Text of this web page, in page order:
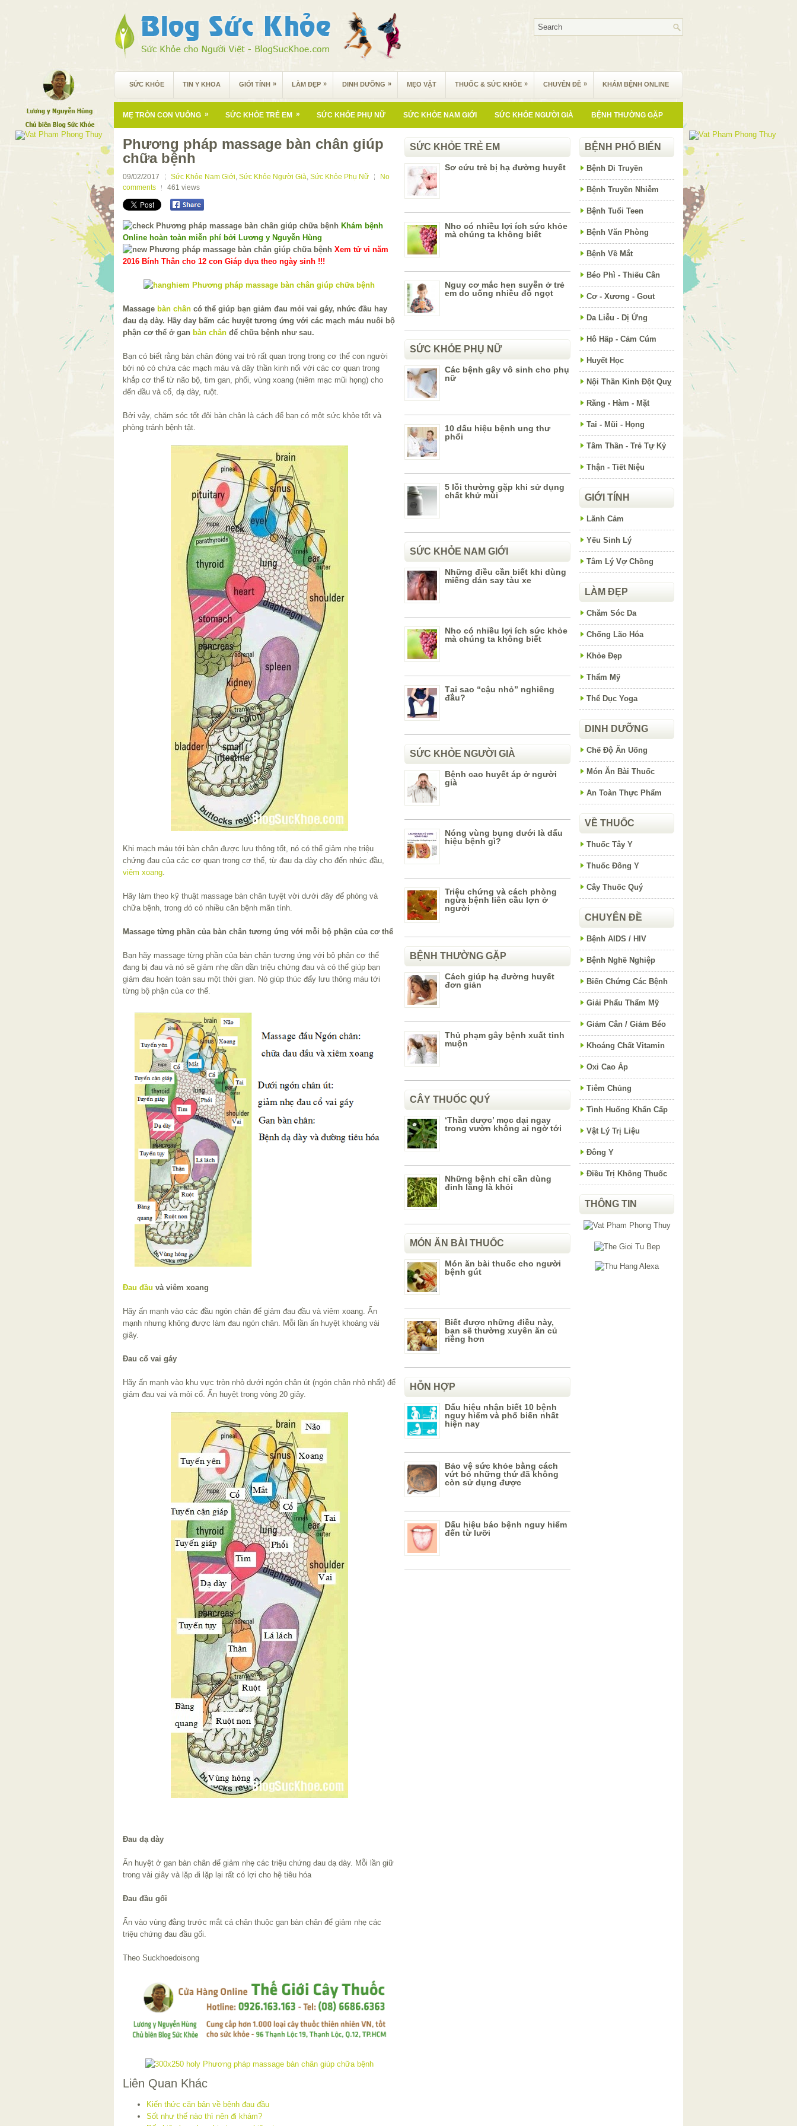
SỨC KHỎE TIN Y KHOA GIỚI TÍNH » LÀM ĐẸP » DINH DƯỠNG » MẸO VẶT THUỐC & SỨC KHỎE » CHUYÊN ĐỀ » KHÁM BỆNH ONLINE
MẸ TRÒN CON VUÔNG » SỨC KHỎE TRẺ EM » SỨC KHỎE PHỤ NỮ SỨC KHỎE NAM GIỚI SỨC KHỎE NGƯỜI GIÀ BỆNH THƯỜNG GẶP
Phương pháp massage bàn chân giúp
chữa bệnh
09/02/2017 Sức Khỏe Nam Giới, Sức Khỏe Người Già, Sức Khỏe Phụ Nữ
No
comments
461 views
Khám bệnh
Online hoàn toàn miễn phí bởi Lương y Nguyễn Hùng
Xem tử vi năm
2016 Bính Thân cho 12 con Giáp dựa theo ngày sinh !!!
Massage bàn chân có thể giúp bạn giảm đau mỏi vai gáy, nhức đầu hay
đau dạ dày. Hãy day bấm các huyệt tương ứng với các mạch máu nuôi bộ
phận cơ thể ở gan bàn chân để chữa bệnh như sau.
Bạn có biết rằng bàn chân đóng vai trò rất quan trọng trong cơ thể con người
bởi nó có chứa các mạch máu và dây thần kinh nối với các cơ quan trong
khắp cơ thể từ não bộ, tim gan, phổi, vùng xoang (niêm mạc mũi họng) cho
đến đầu và cổ, dạ dày, ruột.
Bởi vậy, chăm sóc tốt đôi bàn chân là cách để bạn có một sức khỏe tốt và
phòng tránh bệnh tật.
Khi mạch máu tới bàn chân được lưu thông tốt, nó có thể giảm nhẹ triệu
chứng đau của các cơ quan trong cơ thể, từ đau dạ dày cho đến nhức đầu,
viêm xoang
Hãy làm theo kỹ thuật massage bàn chân tuyệt vời dưới đây để phòng và
chữa bệnh, trong đó có nhiều căn bệnh mãn tính.
Massage từng phần của bàn chân tương ứng với mỗi bộ phận của cơ thể
Bạn hãy massage từng phần của bàn chân tương ứng với bộ phận cơ thể
đang bị đau và nó sẽ giảm nhẹ dần dần triệu chứng đau và có thể giúp bạn
giảm đau hoàn toàn sau một thời gian. Nó giúp thúc đẩy lưu thông máu tới
từng bộ phận của cơ thể.
Đau đầu và viêm xoang
Hãy ấn mạnh vào các đầu ngón chân để giảm đau đầu và viêm xoang. Ấn
mạnh nhưng không được làm đau ngón chân. Mỗi lần ấn huyệt khoảng vài
giây.
Đau cổ vai gáy
Hãy ấn mạnh vào khu vực tròn nhỏ dưới ngón chân út (ngón chân nhỏ nhất) để
giảm đau vai và mỏi cổ. Ấn huyệt trong vòng 20 giây.
Đau dạ dày
Ấn huyệt ở gan bàn chân để giảm nhẹ các triệu chứng đau dạ dày. Mỗi lần giữ
trong vài giây và lặp đi lặp lại rất có lợi cho hệ tiêu hóa
Đau đầu gối
Ấn vào vùng đằng trước mắt cá chân thuộc gan bàn chân để giảm nhẹ các
triệu chứng đau đầu gối.
Theo Suckhoedoisong
Liên Quan Khác
Kiến thức căn bản về bệnh đau đầu
Sốt như thế nào thì nên đi khám?
SỨC KHỎE TRẺ EM
Sơ cứu trẻ bị hạ đường huyết
Nho có nhiều lợi ích sức khỏe
mà chúng ta không biết
Nguy cơ mắc hen suyễn ở trẻ
em do uống nhiều đồ ngọt
SỨC KHỎE PHỤ NỮ
Các bệnh gây vô sinh cho phụ
nữ
10 dấu hiệu bệnh ung thư
phổi
5 lỗi thường gặp khi sử dụng
chất khử mùi
SỨC KHỎE NAM GIỚI
Những điều cần biết khi dùng
miếng dán say tàu xe
Nho có nhiều lợi ích sức khỏe
mà chúng ta không biết
Tại sao “cậu nhỏ” nghiêng
đầu?
SỨC KHỎE NGƯỜI GIÀ
Bệnh cao huyết áp ở người
già
Nóng vùng bụng dưới là dấu
hiệu bệnh gì?
Triệu chứng và cách phòng
ngừa bệnh liên cầu lợn ở
người
BỆNH THƯỜNG GẶP
Cách giúp hạ đường huyết
đơn giản
Thủ phạm gây bệnh xuất tinh
muộn
CÂY THUỐC QUÝ
‘Thần dược’ mọc dại ngay
trong vườn không ai ngờ tới
Những bệnh chỉ cần dùng
đinh lăng là khỏi
MÓN ĂN BÀI THUỐC
Món ăn bài thuốc cho người
bệnh gút
Biết được những điều này,
bạn sẽ thường xuyên ăn củ
riềng hơn
HỖN HỢP
Dấu hiệu nhận biết 10 bệnh
nguy hiểm và phổ biến nhất
hiện nay
Bảo vệ sức khỏe bằng cách
vứt bỏ những thứ đã không
còn sử dụng được
Dấu hiệu báo bệnh nguy hiểm
đến từ lưỡi
BỆNH PHỔ BIẾN
Bệnh Di Truyền
Bệnh Truyền Nhiễm
Bệnh Tuổi Teen
Bệnh Văn Phòng
Bệnh Về Mắt
Béo Phì - Thiếu Cân
Cơ - Xương - Gout
Da Liễu - Dị Ứng
Hô Hấp - Cảm Cúm
Huyết Học
Nội Thần Kinh Đột Quỵ
Răng - Hàm - Mặt
Tai - Mũi - Họng
Tâm Thần - Trẻ Tự Kỷ
Thận - Tiết Niệu
GIỚI TÍNH
Lãnh Cảm
Yếu Sinh Lý
Tâm Lý Vợ Chồng
LÀM ĐẸP
Chăm Sóc Da
Chống Lão Hóa
Khỏe Đẹp
Thẩm Mỹ
Thể Dục Yoga
DINH DƯỠNG
Chế Độ Ăn Uống
Món Ăn Bài Thuốc
An Toàn Thực Phẩm
VỀ THUỐC
Thuốc Tây Y
Thuốc Đông Y
Cây Thuốc Quý
CHUYÊN ĐỀ
Bệnh AIDS / HIV
Bệnh Nghề Nghiệp
Biến Chứng Các Bệnh
Giải Phẩu Thẩm Mỹ
Giảm Cân / Giảm Béo
Khoáng Chất Vitamin
Oxi Cao Áp
Tiêm Chủng
Tình Huống Khẩn Cấp
Vật Lý Trị Liệu
Đông Y
Điều Trị Không Thuốc
THÔNG TIN